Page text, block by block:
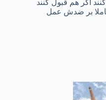
اگر هم قبول کنند
بر ضدش عمل